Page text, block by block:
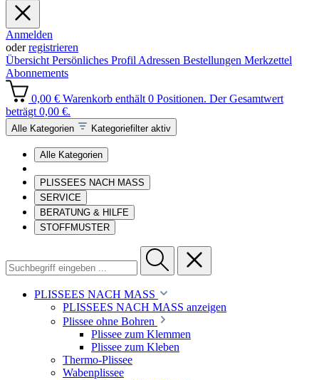
Anmelden
oderregistrieren
Übersicht Persönliches Profil Adressen Bestellungen Merkzettel
Abonnements
0,00 € Warenkorb enthält 0 Positionen. Der Gesamtwert
beträgt 0,00 €.
Alle Kategorien Kategoriefilter aktiv
Alle Kategorien
PLISSEES NACH MASS
SERVICE
BERATUNG & HILFE
STOFFMUSTER
PLISSEES NACH MASS
PLISSEES NACH MASS anzeigen
Plissee ohne Bohren
Plissee zum Klemmen
Plissee zum Kleben
Thermo-Plissee
Wabenplissee